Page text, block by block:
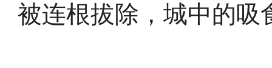
被连根拔除，城中的吸